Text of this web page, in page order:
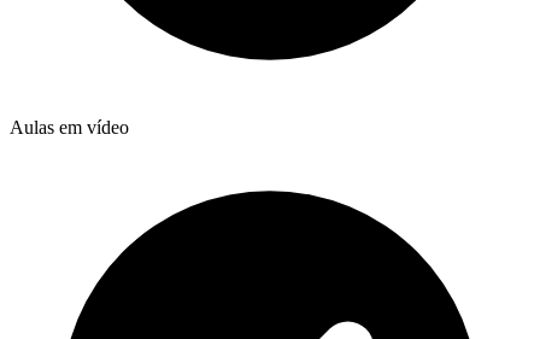
Aulas em vídeo